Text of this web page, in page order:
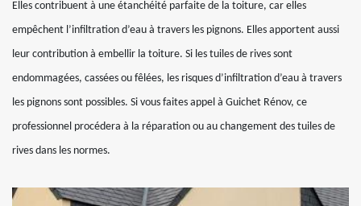
Elles contribuent à une étanchéité parfaite de la toiture, car elles
empêchent l’infiltration d’eau à travers les pignons. Elles apportent aussi
leur contribution à embellir la toiture. Si les tuiles de rives sont
endommagées, cassées ou fêlées, les risques d’infiltration d’eau à travers
les pignons sont possibles. Si vous faites appel à Guichet Rénov, ce
professionnel procédera à la réparation ou au changement des tuiles de
rives dans les normes.